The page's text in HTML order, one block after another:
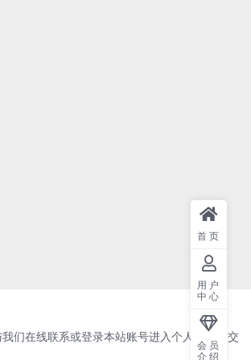
们在线联系或登录本站账号进入个人中心提交
首页
用户
中心
会员
介绍